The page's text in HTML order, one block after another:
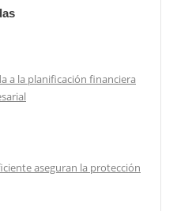
a la planificación financiera
aseguran la protección